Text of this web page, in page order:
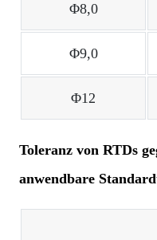
Φ8,0
Φ9,0
Φ12
Toleranz von RTDs
anwendbare